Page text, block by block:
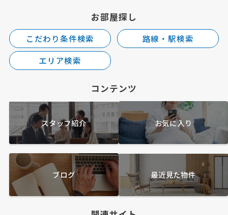
お部屋探し
こだわり条件検索
路線・駅検索
エリア検索
コンテンツ
スタッフ紹介 お気に入り
ブログ 最近見た物件